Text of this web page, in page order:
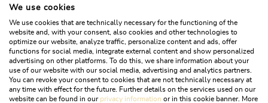
ausgebucht!)
2 Übernachtungen mit Halbpension auf Hütte und
Gasthof mit Bauernhof inkl. Wanderkarte für
Mehrtagestour.
ZUM ANGEBOT
We use cookies
We use cookies that are technically necessary for the functioning of the
website and, with your consent, also cookies and other technologies to
optimize our website, analyze traffic, personalize content and ads, offer
functions for social media, integrate external content and show personalized
advertising on other platforms. To do this, we share information about your
use of our website with our social media, advertising and analytics partners.
You can revoke your consent to cookies that are not technically necessary at
any time with effect for the future. Further details on the services used on our
website can be found in our privacy information or in this cookie banner. More